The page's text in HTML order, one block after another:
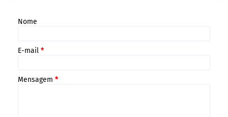
Nome
E-mail *
Mensagem *